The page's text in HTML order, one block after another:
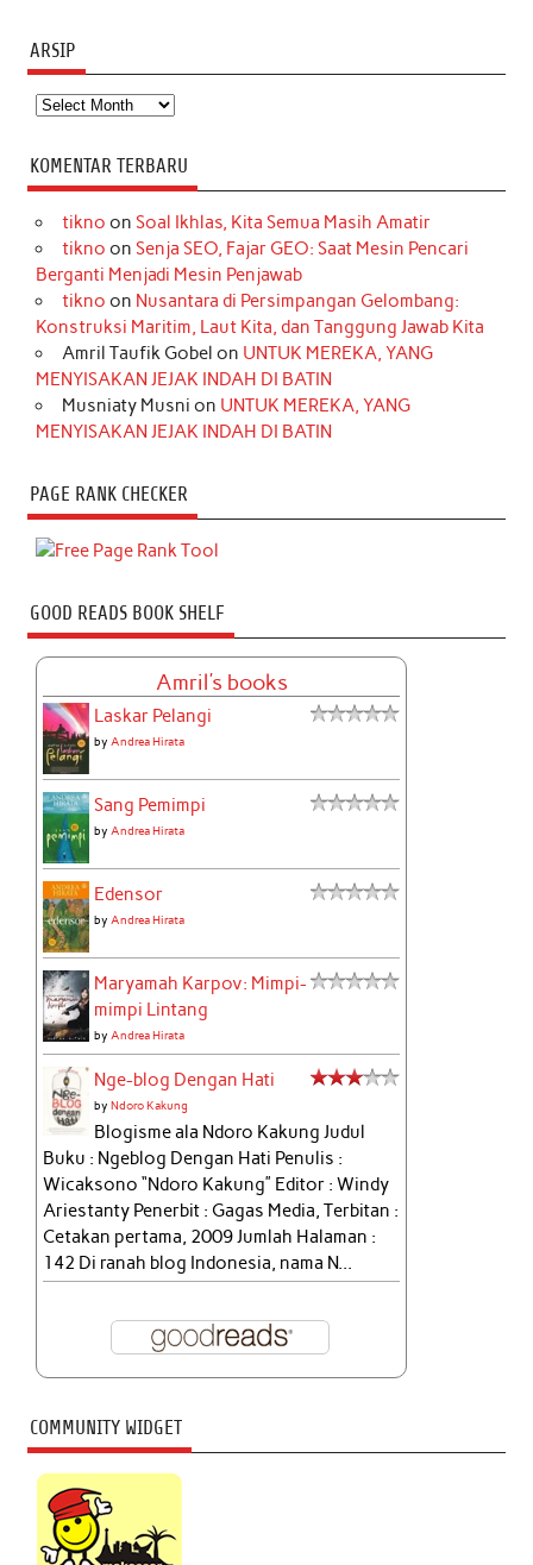
ARSIP
Arsip
KOMENTAR TERBARU
tikno on Soal Ikhlas, Kita Semua Masih Amatir
tikno on Senja SEO, Fajar GEO: Saat Mesin Pencari
Berganti Menjadi Mesin Penjawab
tikno on Nusantara di Persimpangan Gelombang:
Konstruksi Maritim, Laut Kita, dan Tanggung Jawab Kita
Amril Taufik Gobel on UNTUK MEREKA, YANG
MENYISAKAN JEJAK INDAH DI BATIN
Musniaty Musni on UNTUK MEREKA, YANG
MENYISAKAN JEJAK INDAH DI BATIN
PAGE RANK CHECKER
GOOD READS BOOK SHELF
Amril's books
Laskar Pelangi
byAndrea Hirata
Sang Pemimpi
byAndrea Hirata
Edensor
byAndrea Hirata
Maryamah Karpov: Mimpi-
mimpi Lintang
byAndrea Hirata
Nge-blog Dengan Hati
byNdoro Kakung
Blogisme ala Ndoro Kakung Judul
Buku : Ngeblog Dengan Hati Penulis :
Wicaksono “Ndoro Kakung” Editor : Windy
Ariestanty Penerbit : Gagas Media, Terbitan :
Cetakan pertama, 2009 Jumlah Halaman :
142 Di ranah blog Indonesia, nama N...
COMMUNITY WIDGET